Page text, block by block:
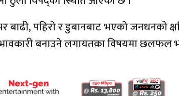
पहिरो र डुबानबाट भएको जनधनको
बनाउने लगायतका विषयमा छलफल